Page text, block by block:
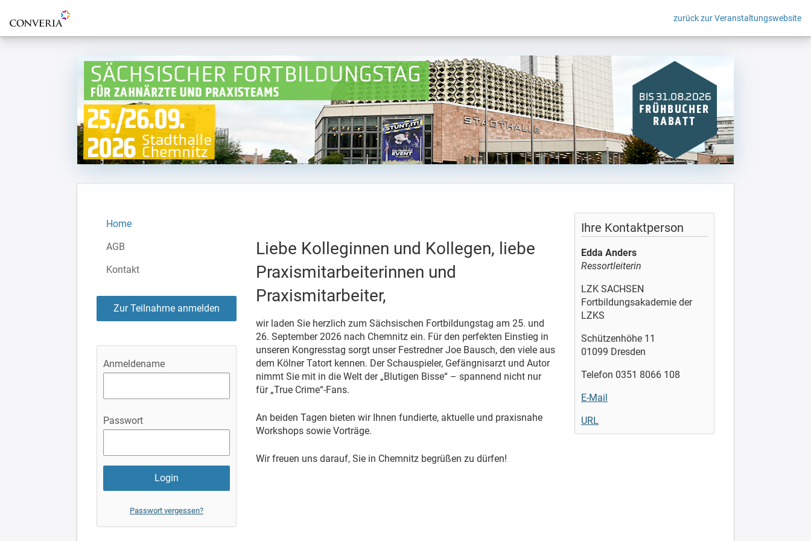
Zur Startseite zurück zur Veranstaltungswebsite
Home
AGB
Kontakt
Zur Teilnahme anmelden
Anmeldename
Passwort
Passwort vergessen?
Liebe Kolleginnen und Kollegen, liebe
Praxismitarbeiterinnen und
Praxismitarbeiter,
wir laden Sie herzlich zum Sächsischen Fortbildungstag am 25. und
26. September 2026 nach Chemnitz ein. Für den perfekten Einstieg in
unseren Kongresstag sorgt unser FestrednerJoe Bausch, den viele aus
dem Kölner Tatort kennen. Der Schauspieler, Gefängnisarzt und Autor
nimmt Sie mit in die Welt der „Blutigen Bisse“ – spannend nicht nur
für „True Crime“-Fans.
An beiden Tagen bieten wir Ihnen fundierte, aktuelle und praxisnahe
Workshops sowie Vorträge.
Wir freuen uns darauf, Sie in Chemnitz begrüßen zu dürfen!
Ihre Kontaktperson
Edda Anders
Ressortleiterin
LZK SACHSEN
Fortbildungsakademie der
LZKS
Schützenhöhe 11
01099 Dresden
Telefon 0351 8066 108
E-Mail
URL